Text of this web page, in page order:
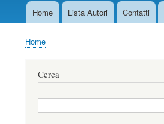
MainHome Lista Autori Contatti
Briciole
pane
Home
Cerca